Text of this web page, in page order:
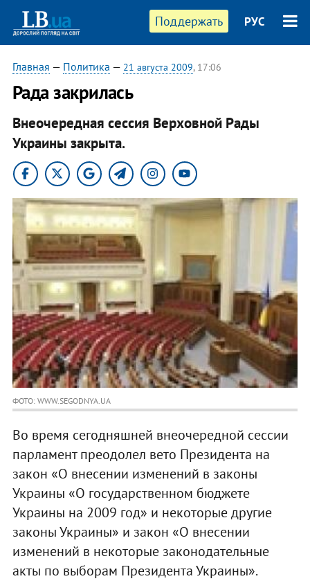
Поддержать РУС
Главная — Политика — 21 августа 2009, 17:06
Рада закрилась
Внеочередная сессия Верховной Рады
Украины закрыта.
ФОТО: WWW.SEGODNYA.UA
Во время сегодняшней внеочередной сессии
парламент преодолел вето Президента на
закон «О внесении изменений в законы
Украины «О государственном бюджете
Украины на 2009 год» и некоторые другие
законы Украины» и закон «О внесении
изменений в некоторые законодательные
акты по выборам Президента Украины».